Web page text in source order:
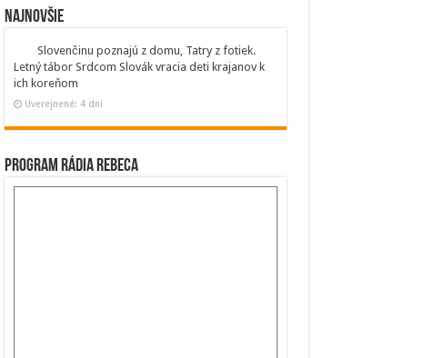
Najnovšie
Slovenčinu poznajú z domu, Tatry z fotiek.
Letný tábor Srdcom Slovák vracia deti krajanov k
ich koreňom
Uverejnené: 4 dni
Program Rádia Rebeca